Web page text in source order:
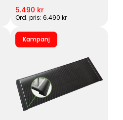
5.490 kr
Ord. pris: 6.490 kr
Kampanj